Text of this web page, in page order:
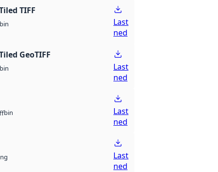
TIFF
bin
Last
ned
GeoTIFF
bin
Last
ned
bin
Last
ned
Last
ned